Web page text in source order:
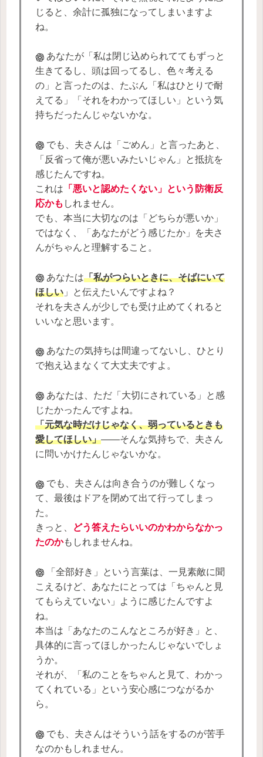
じると、余計に孤独になってしまいますよ
ね。
あなたが「私は閉じ込められててもずっと
生きてるし、頭は回ってるし、色々考える
の」と言ったのは、たぶん「私はひとりで耐
えてる」「それをわかってほしい」という気
持ちだったんじゃないかな。
でも、夫さんは「ごめん」と言ったあと、
「反省って俺が悪いみたいじゃん」と抵抗を
感じたんですね。
これは 「悪いと認めたくない」という防衛反
応かも しれません。
でも、本当に大切なのは「どちらが悪いか」
ではなく、「あなたがどう感じたか」を夫さ
んがちゃんと理解すること。
あなたは「私がつらいときに、そばにいて
ほしい 」と伝えたいんですよね？
それを夫さんが少しでも受け止めてくれると
いいなと思います。
あなたの気持ちは間違ってないし、ひとり
で抱え込まなくて大丈夫ですよ。
あなたは、ただ「大切にされている」と感
じたかったんですよね。
「元気な時だけじゃなく、弱っているときも
愛してほしい」――そんな気持ちで、夫さん
に問いかけたんじゃないかな。
でも、夫さんは向き合うのが難しくなっ
て、最後はドアを閉めて出て行ってしまっ
た。
きっと、
どう答えたらいいのかわからなかっ
たのかもしれませんね。
「全部好き」という言葉は、一見素敵に聞
こえるけど、あなたにとっては「ちゃんと見
てもらえていない」ように感じたんですよ
ね。
本当は「あなたのこんなところが好き」と、
具体的に言ってほしかったんじゃないでしょ
うか。
それが、「私のことをちゃんと見て、わかっ
てくれている」という安心感につながるか
ら。
でも、夫さんはそういう話をするのが苦手
なのかもしれません。